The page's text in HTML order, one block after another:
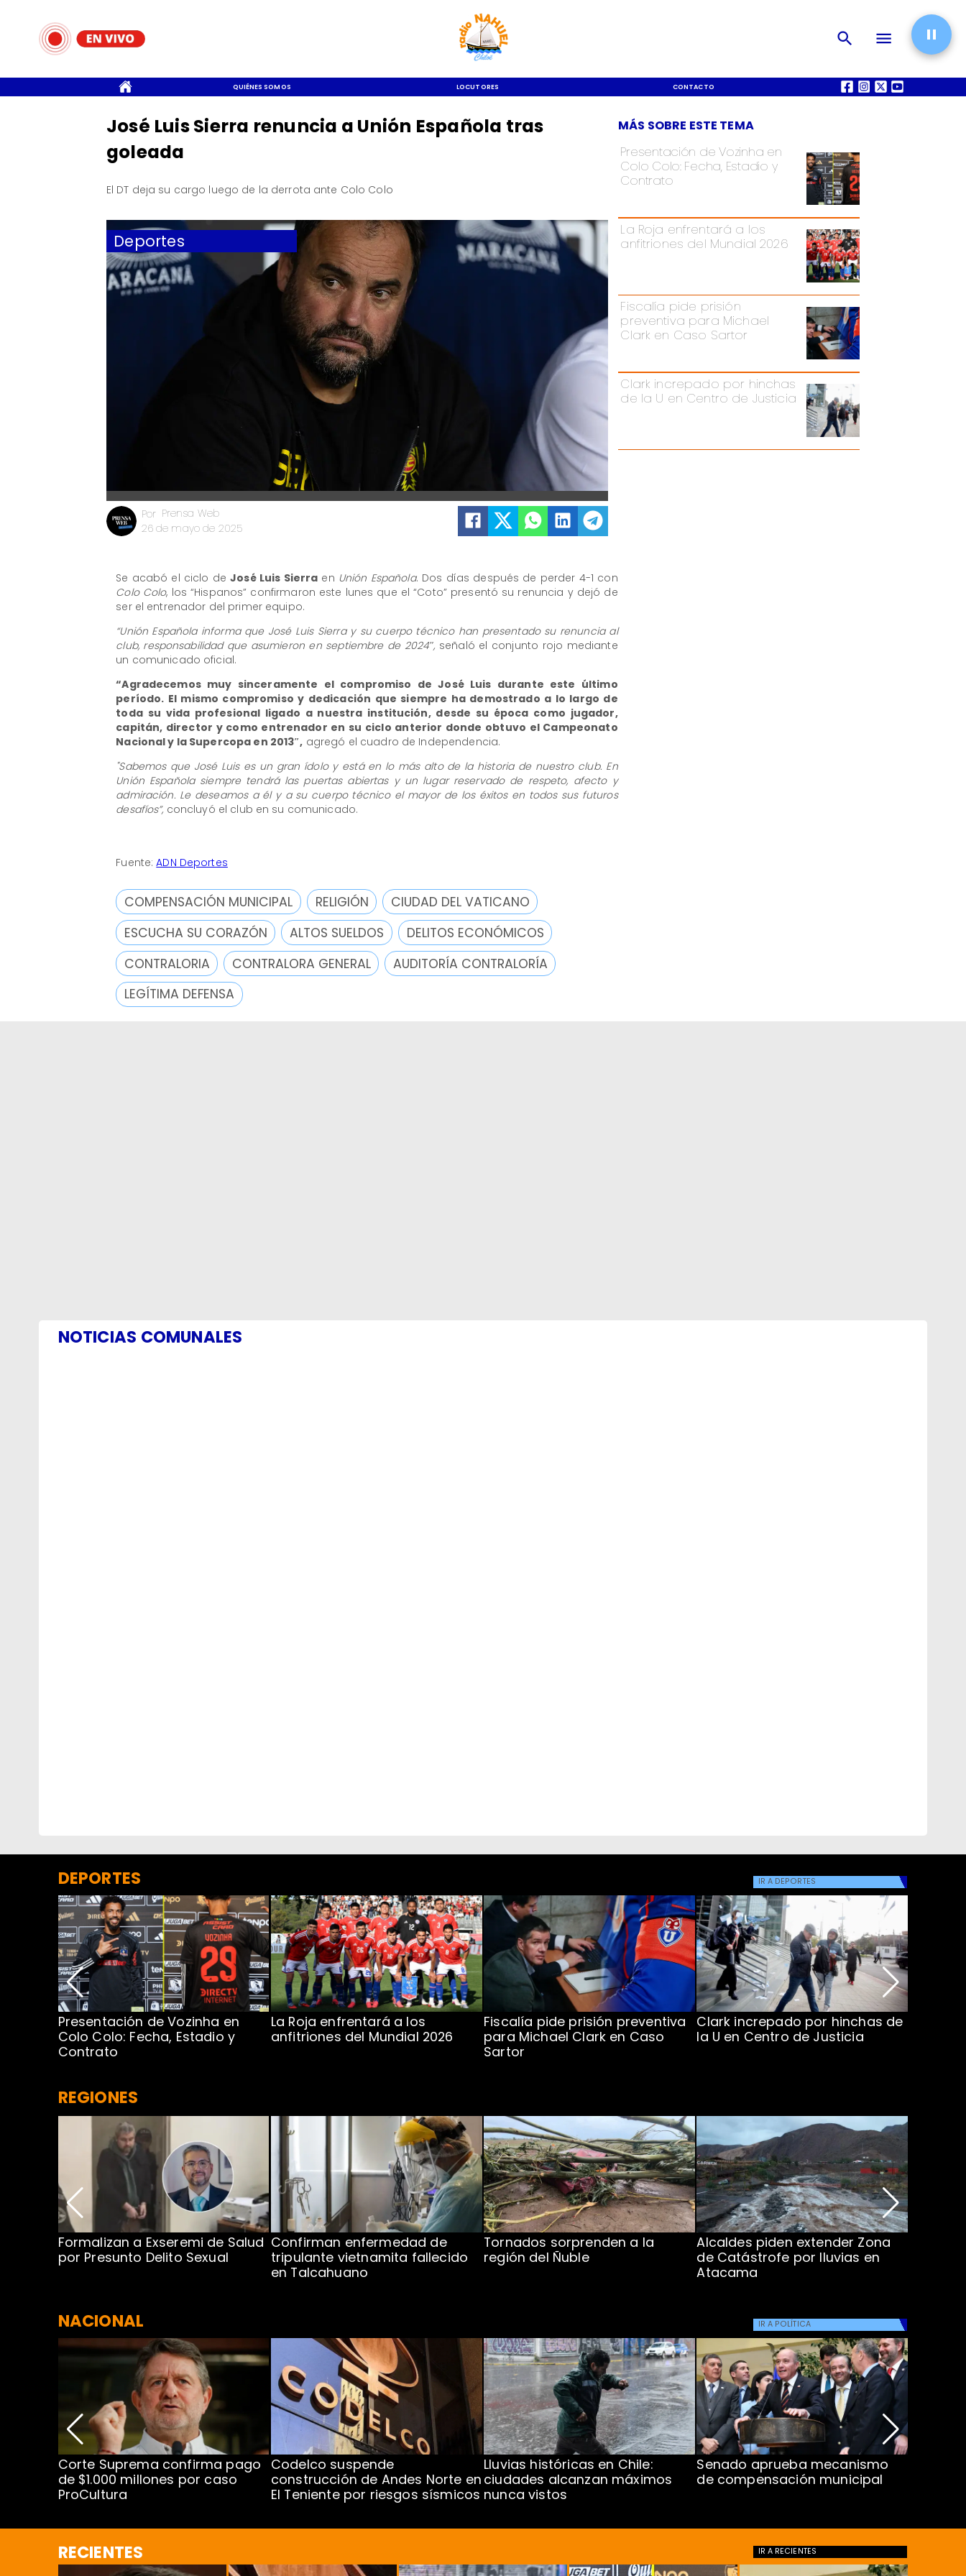
QUIÉNES SOMOS LOCUTORES CONTACTO QUIÉNES SOMOS
Deportes
Prensa Web
Por
26 de mayo de 2025
Presentación de Vozinha en
Colo Colo: Fecha, Estadio y
Contrato
La Roja enfrentará a los
anfitriones del Mundial 2026
Fiscalía pide prisión
preventiva para Michael
Clark en Caso Sartor
Clark increpado por hinchas
de la U en Centro de Justicia
MÁS SOBRE ESTE TEMA
José Luis Sierra renuncia a Unión Española tras
goleada
El DT deja su cargo luego de la derrota ante Colo Colo
Se acabó el ciclo deJosé Luis Sierra en Unión Española. Dos días después de perder 4-1 con
Colo Colo, los “Hispanos” confirmaron este lunes que el “Coto” presentó su renuncia y dejó de
ser el entrenador del primer equipo.
“Unión Española informa que José Luis Sierra y su cuerpo técnico han presentado su renuncia al
club, responsabilidad que asumieron en septiembre de 2024″, señaló el conjunto rojo mediante
un comunicado oficial.
“Agradecemos muy sinceramente el compromiso de José Luis durante este último
período. El mismo compromiso y dedicación que siempre ha demostrado a lo largo de
toda su vida profesional ligado a nuestra institución, desde su época como jugador,
capitán, director y como entrenador en su ciclo anterior donde obtuvo el Campeonato
Nacional y la Supercopa en 2013″, agregó el cuadro de Independencia.
"Sabemos que José Luis es un gran ídolo y está en lo más alto de la historia de nuestro club. En
Unión Española siempre tendrá las puertas abiertas y un lugar reservado de respeto, afecto y
admiración. Le deseamos a él y a su cuerpo técnico el mayor de los éxitos en todos sus futuros
desafíos”, concluyó el club en su comunicado.
Fuente:ADN Deportes
COMPENSACIÓN MUNICIPAL RELIGIÓN
CIUDAD DEL VATICANO
ESCUCHA SU CORAZÓN
ALTOS SUELDOS
DELITOS ECONÓMICOS
CONTRALORIA
CONTRALORA GENERAL
AUDITORÍA CONTRALORÍA
LEGÍTIMA DEFENSA
NOTICIAS COMUNALES
DEPORTES IR A DEPORTES
Presentación de Vozinha en
Colo Colo: Fecha, Estadio y
Contrato
La Roja enfrentará a los
anfitriones del Mundial 2026
Fiscalía pide prisión preventiva
para Michael Clark en Caso
Sartor
Clark increpado por hinchas de
la U en Centro de Justicia
REGIONES
Formalizan a Exseremi de Salud
por Presunto Delito Sexual
Confirman enfermedad de
tripulante vietnamita fallecido
en Talcahuano
Tornados sorprenden a la
región del Ñuble
Alcaldes piden extender Zona
de Catástrofe por lluvias en
Atacama
NACIONAL IR A POLÍTICA
Corte Suprema confirma pago
de $1.000 millones por caso
ProCultura
Codelco suspende
construcción de Andes Norte en
El Teniente por riesgos sísmicos
Lluvias históricas en Chile:
ciudades alcanzan máximos
nunca vistos
Senado aprueba mecanismo
de compensación municipal
RECIENTES IR A RECIENTES